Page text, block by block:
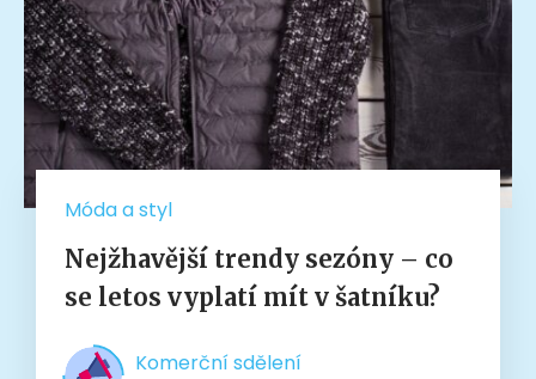
Móda a styl
Nejžhavější trendy sezóny – co
se letos vyplatí mít v šatníku?
Komerční sdělení